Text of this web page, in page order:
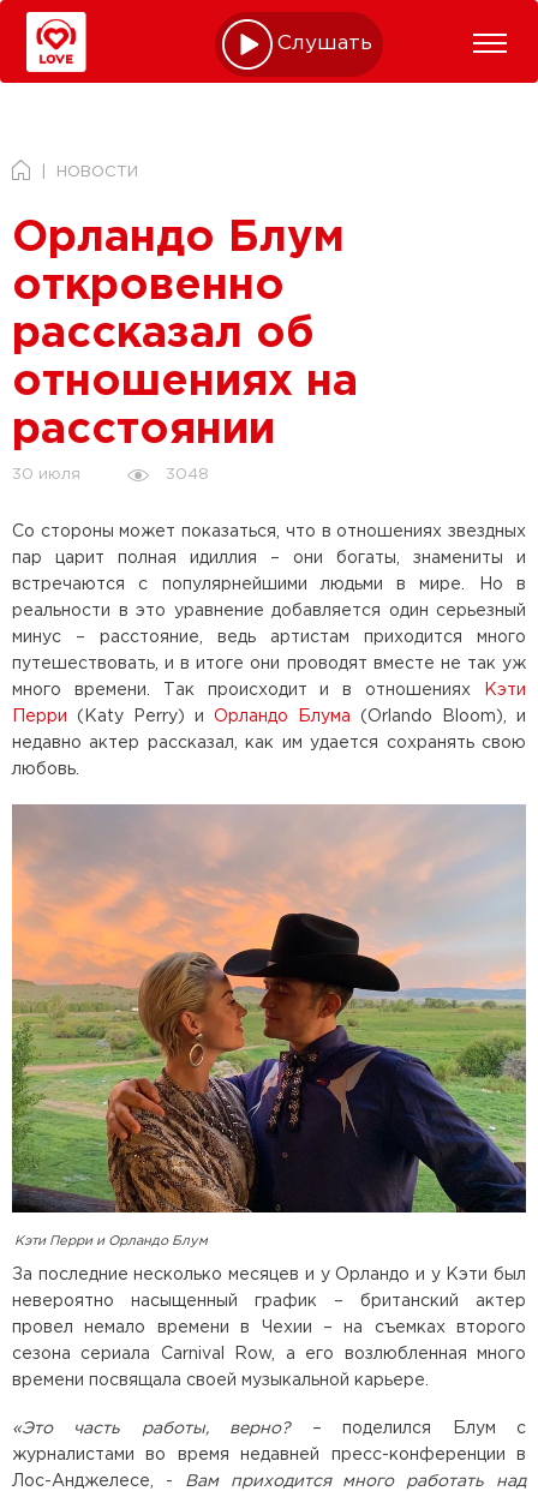
Слушать online
НОВОСТИ
Орландо Блум
откровенно
рассказал об
отношениях на
расстоянии
30 июля 3048
Со стороны может показаться, что в отношениях звездных
пар царит полная идиллия – они богаты, знамениты и
встречаются с популярнейшими людьми в мире. Но в
реальности в это уравнение добавляется один серьезный
минус – расстояние, ведь артистам приходится много
путешествовать, и в итоге они проводят вместе не так уж
много времени. Так происходит и в отношениях
Кэти
Перри (Katy Perry) и Орландо Блума (Orlando Bloom), и
недавно актер рассказал, как им удается сохранять свою
любовь.
Кэти Перри и Орландо Блум
За последние несколько месяцев и у Орландо и у Кэти был
невероятно насыщенный график – британский актер
провел немало времени в Чехии – на съемках второго
сезона сериала Carnival Row, а его возлюбленная много
времени посвящала своей музыкальной карьере.
«Это часть работы, верно?– поделился Блум с
журналистами во время недавней пресс-конференции в
Лос-Анджелесе, -
Вам приходится много работать над